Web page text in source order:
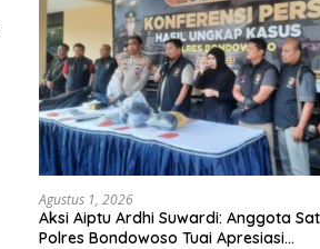
Agustus 1, 2026
Aksi Aiptu Ardhi Suwardi: Anggota
Polres Bondowoso Tuai Apresiasi